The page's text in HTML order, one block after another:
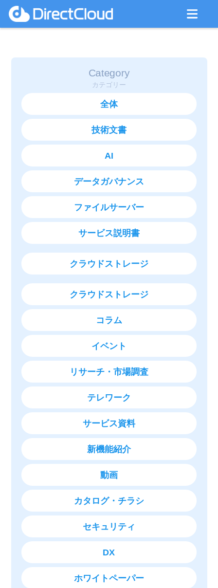
Category
カテゴリー
全体
技術文書
AI
データガバナンス
ファイルサーバー
サービス説明書
クラウドストレージ
クラウドストレージ
コラム
イベント
リサーチ・市場調査
テレワーク
サービス資料
新機能紹介
動画
カタログ・チラシ
セキュリティ
DX
ホワイトペーパー